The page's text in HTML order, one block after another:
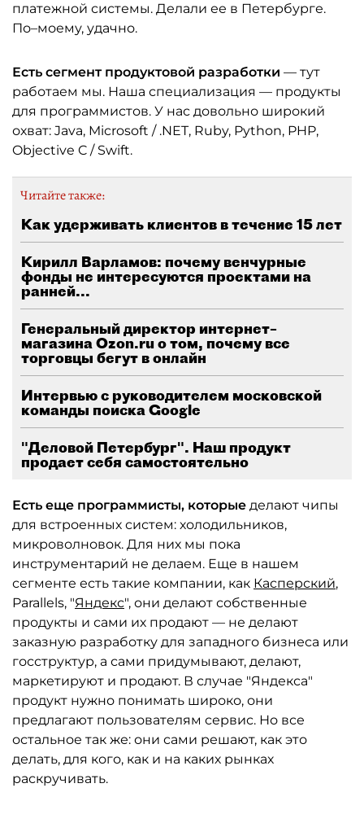
платежной системы. Делали ее в Петербурге.
По–моему, удачно.
Есть сегмент продуктовой разработки — тут
работаем мы. Наша специализация — продукты
для программистов. У нас довольно широкий
охват: Java, Microsoft / .NET, Ruby, Python, PHP,
Objective C / Swift.
Читайте также:
Как удерживать клиентов в течение 15 лет
Кирилл Варламов: почему венчурные
фонды не интересуются проектами на
ранней...
Генеральный директор интернет–
магазина Ozon.ru о том, почему все
торговцы бегут в онлайн
Интервью с руководителем московской
команды поиска Google
"Деловой Петербург". Наш продукт
продает себя самостоятельно
Есть еще программисты, которые делают чипы
для встроенных систем: холодильников,
микроволновок. Для них мы пока
инструментарий не делаем. Еще в нашем
сегменте есть такие компании, как Касперский,
Parallels, "Яндекс", они делают собственные
продукты и сами их продают — не делают
заказную разработку для западного бизнеса или
госструктур, а сами придумывают, делают,
маркетируют и продают. В случае "Яндекса"
продукт нужно понимать широко, они
предлагают пользователям сервис. Но все
остальное так же: они сами решают, как это
делать, для кого, как и на каких рынках
раскручивать.